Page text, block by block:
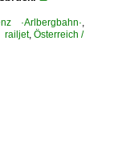
·Arlbergbahn·
railjet, Österreich /